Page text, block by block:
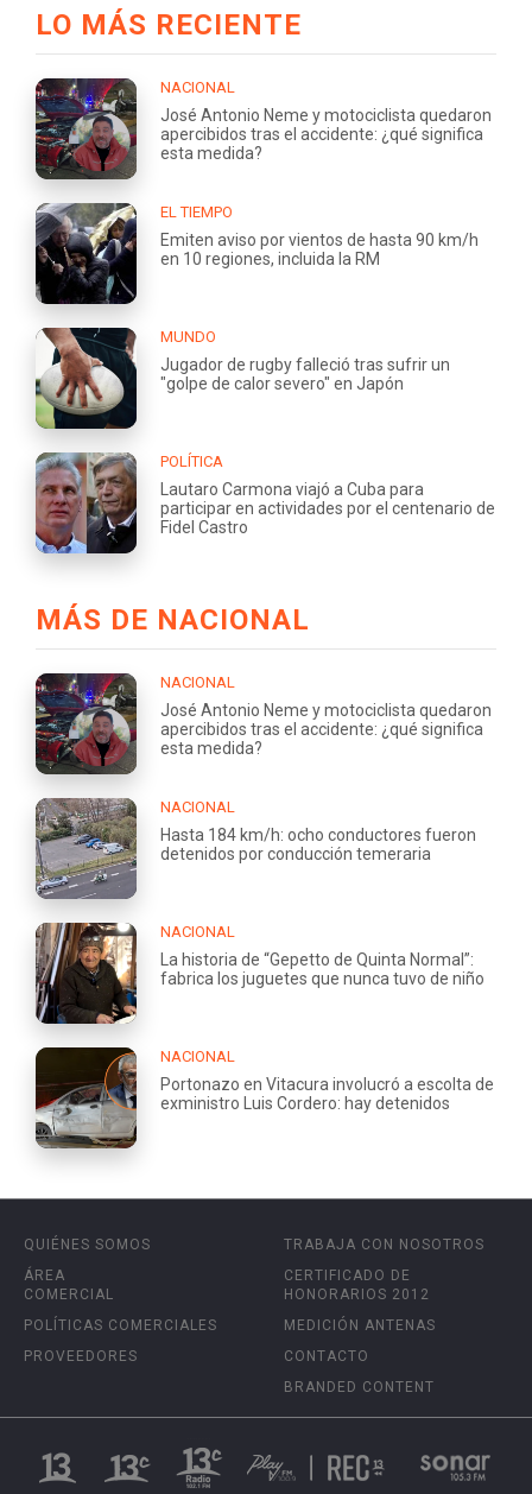
LO MÁS RECIENTE
NACIONAL
José Antonio Neme y motociclista quedaron
apercibidos tras el accidente: ¿qué significa
esta medida?
EL TIEMPO
Emiten aviso por vientos de hasta 90 km/h
en 10 regiones, incluida la RM
MUNDO
Jugador de rugby falleció tras sufrir un
"golpe de calor severo" en Japón
POLÍTICA
Lautaro Carmona viajó a Cuba para
participar en actividades por el centenario de
Fidel Castro
MÁS DE NACIONAL
NACIONAL
José Antonio Neme y motociclista quedaron
apercibidos tras el accidente: ¿qué significa
esta medida?
NACIONAL
Hasta 184 km/h: ocho conductores fueron
detenidos por conducción temeraria
NACIONAL
La historia de “Gepetto de Quinta Normal”:
fabrica los juguetes que nunca tuvo de niño
NACIONAL
Portonazo en Vitacura involucró a escolta de
exministro Luis Cordero: hay detenidos
QUIÉNES SOMOS
ÁREA
COMERCIAL
POLÍTICAS COMERCIALES
PROVEEDORES
TRABAJA CON NOSOTROS
CERTIFICADO DE
HONORARIOS 2012
MEDICIÓN ANTENAS
CONTACTO
BRANDED CONTENT